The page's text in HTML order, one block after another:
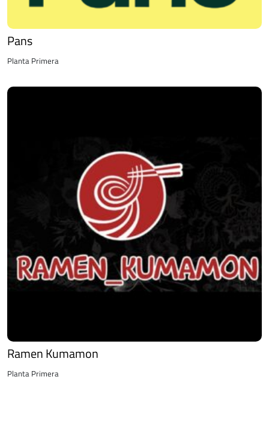
Pans
Planta Primera
Ramen Kumamon
Planta Primera